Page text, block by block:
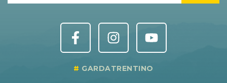
GARDATRENTINO